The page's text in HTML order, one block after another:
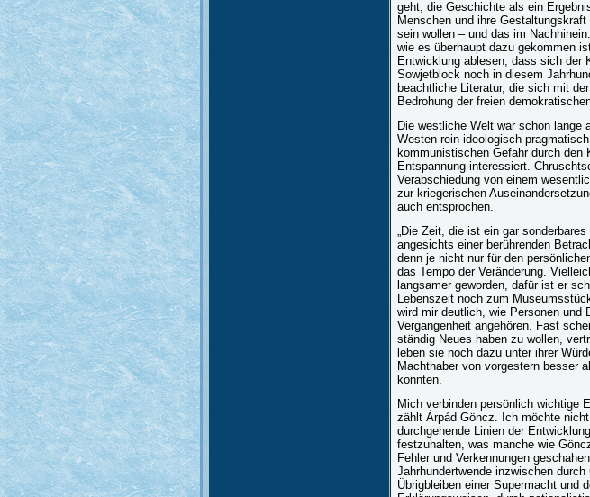
geht, die Geschichte als ein
Menschen und ihre
sein wollen – und das im
wie es überhaupt dazu gekommen
Entwicklung ablesen, dass sich der
Sowjetblock noch in diesem
beachtliche Literatur, die sich mit
Bedrohung der freien
Die westliche Welt war schon
Westen rein ideologisch
kommunistischen Gefahr durch den
Entspannung interessiert.
Verabschiedung von einem
zur kriegerischen
auch entsprochen.
„Die Zeit, die ist ein gar
angesichts einer berührenden
denn je nicht nur für den
das Tempo der Veränderung.
langsamer geworden, dafür ist er
Lebenszeit noch zum
wird mir deutlich, wie Personen und
Vergangenheit angehören. Fast
ständig Neues haben zu wollen,
leben sie noch dazu unter ihrer
Machthaber von vorgestern besser
konnten.
Mich verbinden persönlich wichtige
zählt Árpád Göncz. Ich möchte
durchgehende Linien der
festzuhalten, was manche wie
Fehler und Verkennungen
Jahrhundertwende inzwischen
Übrigbleiben einer Supermacht und